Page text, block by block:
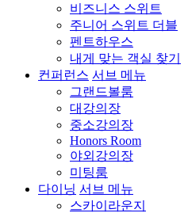
비즈니스 스위트
주니어 스위트 더블
펜트하우스
내게 맞는 객실 찾기
컨퍼런스 서브 메뉴
그랜드볼룸
대강의장
중소강의장
Honors Room
야외강의장
미팅룸
다이닝 서브 메뉴
스카이라운지